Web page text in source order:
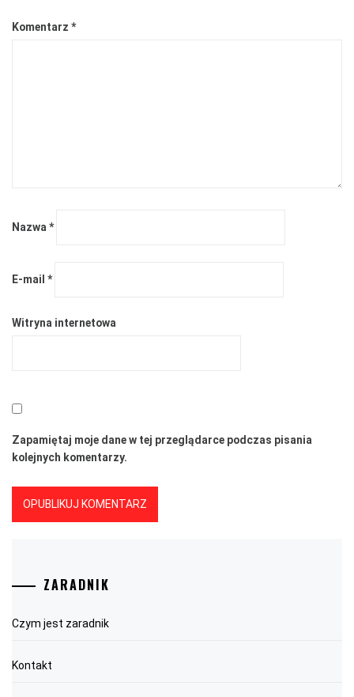
Komentarz *
Nazwa *
E-mail *
Witryna internetowa
Zapamiętaj moje dane w tej przeglądarce podczas pisania
kolejnych komentarzy.
ZARADNIK
Czym jest zaradnik
Kontakt